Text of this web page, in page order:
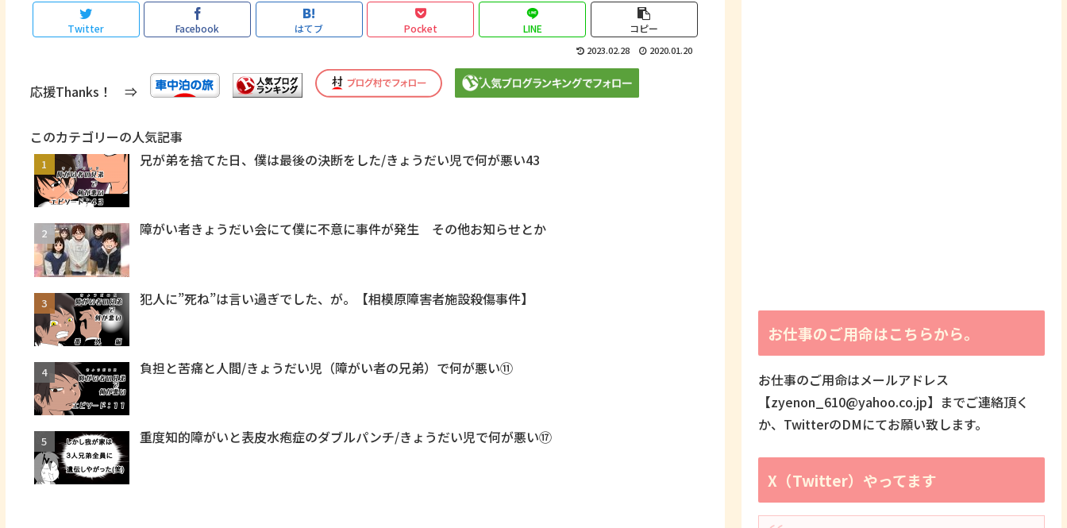
Twitter Facebook はてブ Pocket LINE コピー
2023.02.28 2020.01.20
応援Thanks！ ⇒
このカテゴリーの人気記事
兄が弟を捨てた日、僕は最後の決断をした/きょうだい児で何が悪い43
障がい者きょうだい会にて僕に不意に事件が発生 その他お知らせとか
犯人に”死ね”は言い過ぎでした、が。【相模原障害者施設殺傷事件】
負担と苦痛と人間/きょうだい児（障がい者の兄弟）で何が悪い⑪
重度知的障がいと表皮水疱症のダブルパンチ/きょうだい児で何が悪い⑰
お仕事のご用命はこちらから。
お仕事のご用命はメールアドレス
【zyenon_610@yahoo.co.jp】までご連絡頂く
か、TwitterのDMにてお願い致します。
X（Twitter）やってます